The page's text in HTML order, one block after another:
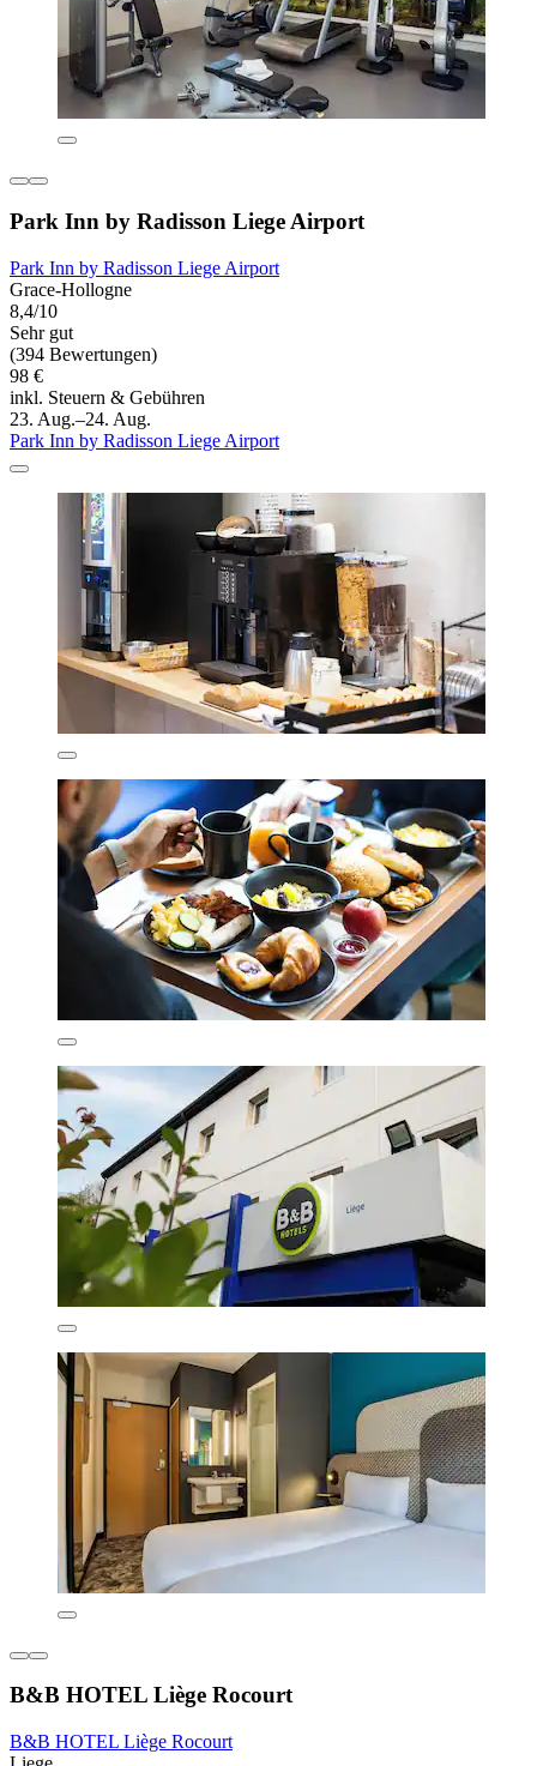
Park Inn by Radisson Liege Airport
Park Inn by Radisson Liege Airport
Grace-Hollogne
8,4/10
Sehr gut
(394 Bewertungen)
98 €
inkl. Steuern & Gebühren
23. Aug.–24. Aug.
Park Inn by Radisson Liege Airport
B&B HOTEL Liège Rocourt
B&B HOTEL Liège Rocourt